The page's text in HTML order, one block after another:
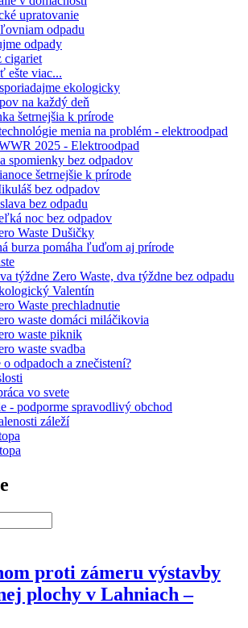
upratovanie
odpadu
odpady
cigariet
ešte viac...
ekologicky
na každý deň
šetrnejšia k prírode
menia na problém - elektroodpad
2025 - Elektroodpad
spomienky bez odpadov
šetrnejšie k prírode
bez odpadov
bez odpadu
noc bez odpadov
Waste Dušičky
burza pomáha ľuďom aj prírode
týždne Zero Waste, dva týždne bez odpadu
Valentín
Waste prechladnutie
waste domáci miláčikovia
waste piknik
waste svadba
odpadoch a znečistení?
vo svete
- podporme spravodlivý obchod
záleží
proti zámeru výstavby
plochy v Lahniach –